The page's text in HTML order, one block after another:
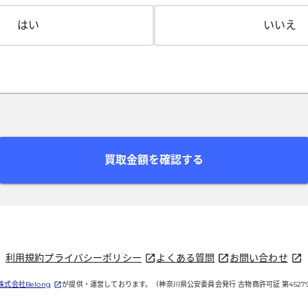
はい いいえ
買取金額を確認する
利用規約プライバシーポリシー
（新しいタブで開く） よくある質問
（新しいタブで開く）お問い合わせ
（新しいタブで開
式会社Belong
新しいタブで開く）
が提供・運営しております。 （神奈川県公安委員会発行 古物商許可証 第